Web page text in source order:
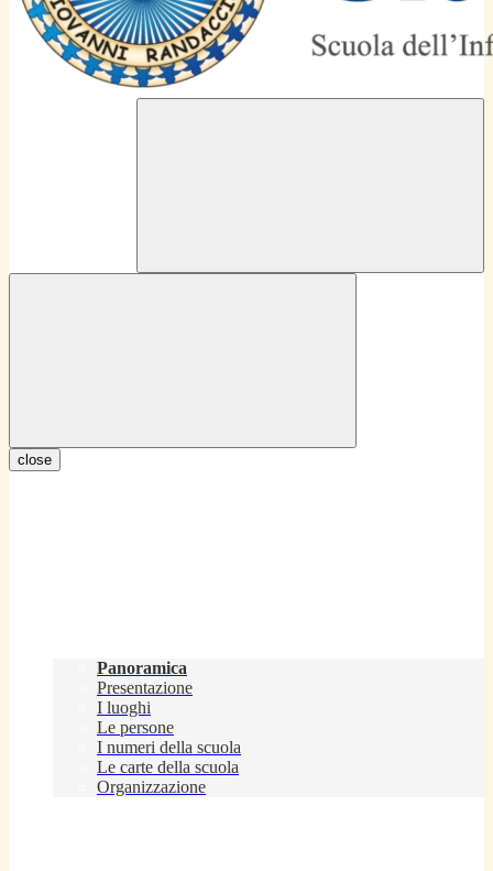
close
Panoramica
Presentazione
I luoghi
Le persone
I numeri della scuola
Le carte della scuola
Organizzazione